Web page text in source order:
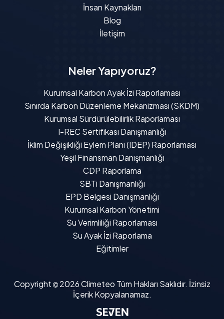
İnsan Kaynakları
Blog
İletişim
Neler Yapıyoruz?
Kurumsal Karbon Ayak İzi Raporlaması
Sınırda Karbon Düzenleme Mekanizması (SKDM)
Kurumsal Sürdürülebilirlik Raporlaması
I-REC Sertifikası Danışmanlığı
İklim Değişikliği Eylem Planı (IDEP) Raporlaması
Yeşil Finansman Danışmanlığı
CDP Raporlama
SBTi Danışmanlığı
EPD Belgesi Danışmanlığı
Kurumsal Karbon Yönetimi
Su Verimliliği Raporlaması
Su Ayak İzi Raporlama
Eğitimler
Copyright 2026Climeteo Tüm Hakları Saklıdır. İzinsiz
İçerik Kopyalanamaz.